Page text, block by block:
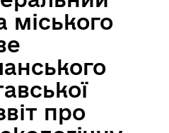
міського
про